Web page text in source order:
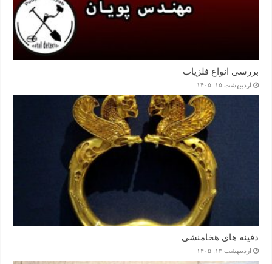
بررسی انواع فلزیاب
اردیبهشت ۱۵, ۱۴۰۵
دفینه های هخامنشی
اردیبهشت ۱۳, ۱۴۰۵